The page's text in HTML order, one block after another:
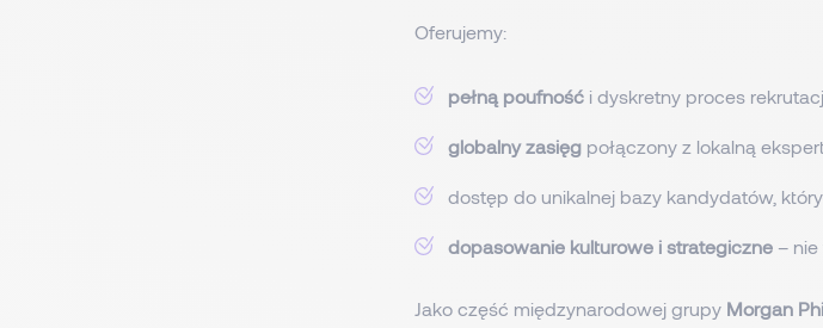
Oferujemy:
pełną poufność i dyskretny proces
globalny zasięg połączony z lokalną
dostęp do unikalnej bazy kandydatów,
dopasowanie kulturowe i strategiczne –
Jako część międzynarodowej grupy Morgan